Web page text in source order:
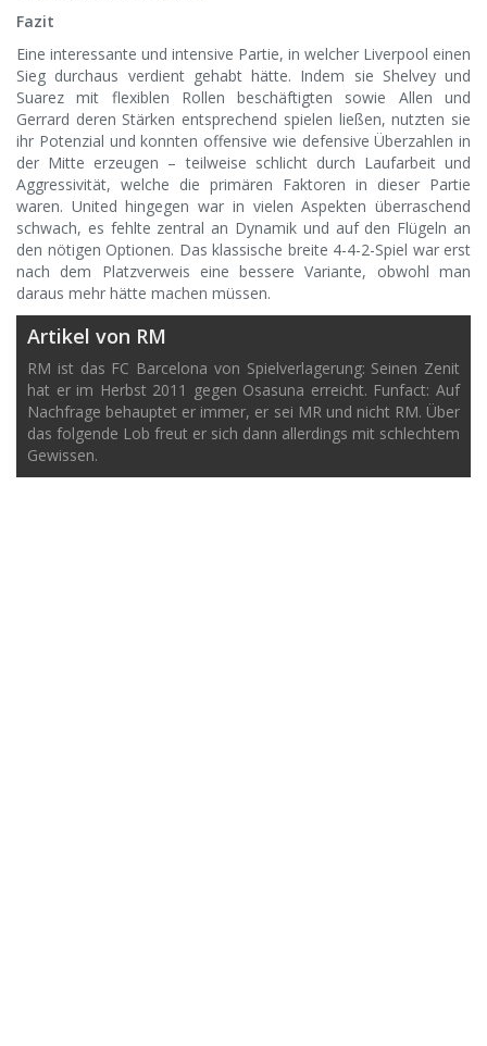
Fazit
Eine interessante und intensive Partie, in welcher Liverpool einen
Sieg durchaus verdient gehabt hätte. Indem sie Shelvey und
Suarez mit flexiblen Rollen beschäftigten sowie Allen und
Gerrard deren Stärken entsprechend spielen ließen, nutzten sie
ihr Potenzial und konnten offensive wie defensive Überzahlen in
der Mitte erzeugen – teilweise schlicht durch Laufarbeit und
Aggressivität, welche die primären Faktoren in dieser Partie
waren. United hingegen war in vielen Aspekten überraschend
schwach, es fehlte zentral an Dynamik und auf den Flügeln an
den nötigen Optionen. Das klassische breite 4-4-2-Spiel war erst
nach dem Platzverweis eine bessere Variante, obwohl man
daraus mehr hätte machen müssen.
Artikel von RM
RM ist das FC Barcelona von Spielverlagerung: Seinen Zenit
hat er im Herbst 2011 gegen Osasuna erreicht. Funfact: Auf
Nachfrage behauptet er immer, er sei MR und nicht RM. Über
das folgende Lob freut er sich dann allerdings mit schlechtem
Gewissen.